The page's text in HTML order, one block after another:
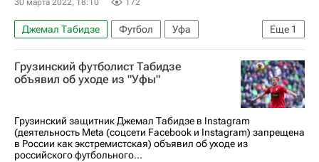
Еще 1
Джемал Табидзе Футбол
Уфа
Шамиль Газизов
Грузинский футболист Табидзе
объявил об уходе из "Уфы"
Грузинский защитник Джемал Табидзе в Instagram
(деятельность Meta (соцсети Facebook и Instagram) запрещена
в России как экстремистская) объявил об уходе из
российского футбольного...